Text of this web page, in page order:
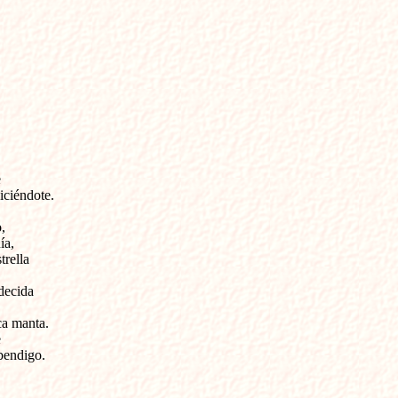
manta.